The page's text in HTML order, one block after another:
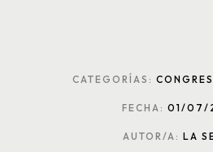
CATEGORÍAS:
FECHA: 01/07/
AUTOR/A: LA